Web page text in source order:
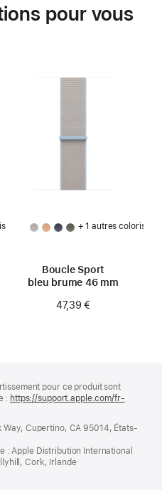
pour vous
+ 1 autres coloris
Boucle Sport
bleu brume 46 mm
47,39 €
pour ce produit sont
: https://support.apple.com/fr-
Way, Cupertino, CA 95014, États-
: Apple Distribution International
Cork, Irlande